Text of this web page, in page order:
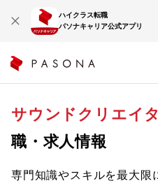
ハイクラス転職
パソナキャリア公式アプリ
サウンドクリエイ
職・求人情報
専門知識やスキルを最大限